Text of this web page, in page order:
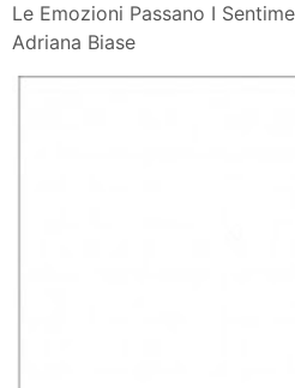
Le Emozioni Passano I
Adriana Biase